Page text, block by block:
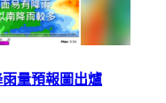
量預報圖出爐